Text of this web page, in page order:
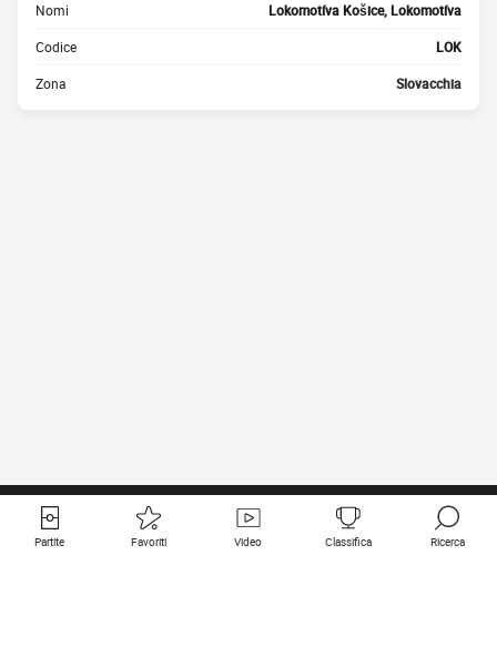
Nomi Lokomotíva Košice, Lokomotíva
Codice LOK
Zona Slovacchia
Partite Favoriti Video Classifica Ricerca